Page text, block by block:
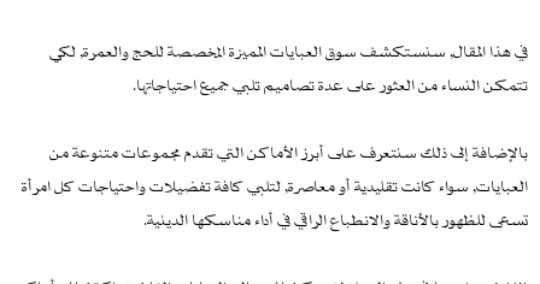
في هذا المقال, سنستكشف سوق العبايات المميزة المخصصة للحج والعمرة, لكي
تتمكن النساء من العثور على عدة تصاميم تلبي جميع احتياجاتها.
بالإضافة إلى ذلك سنتعرف على أبرز الأماكن التي تقدم مجموعات متنوعة من
العبايات, سواء كانت تقليدية أو معاصرة, لتلبي كافة تفضيلات واحتياجات كل امرأة
تسعى للظهور بالأناقة والانطباع الراقي في أداء مناسكها الدينية.